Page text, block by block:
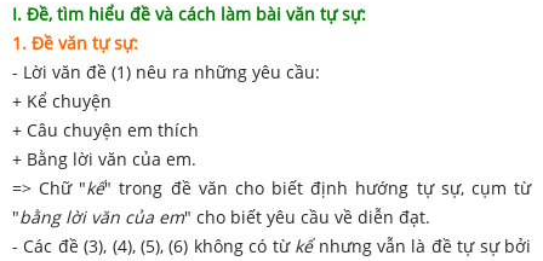
I. Đề, tìm hiểu đề và cách làm bài văn tự sự:
1. Đề văn tự sự:
- Lời văn đề (1) nêu ra những yêu cầu:
+ Kể chuyện
+ Câu chuyện em thích
+ Bằng lời văn của em.
=> Chữ "kể" trong đề văn cho biết định hướng tự sự, cụm từ
"bằng lời văn của em" cho biết yêu cầu về diễn đạt.
- Các đề (3), (4), (5), (6) không có từ kểnhưng vẫn là đề tự sự bởi